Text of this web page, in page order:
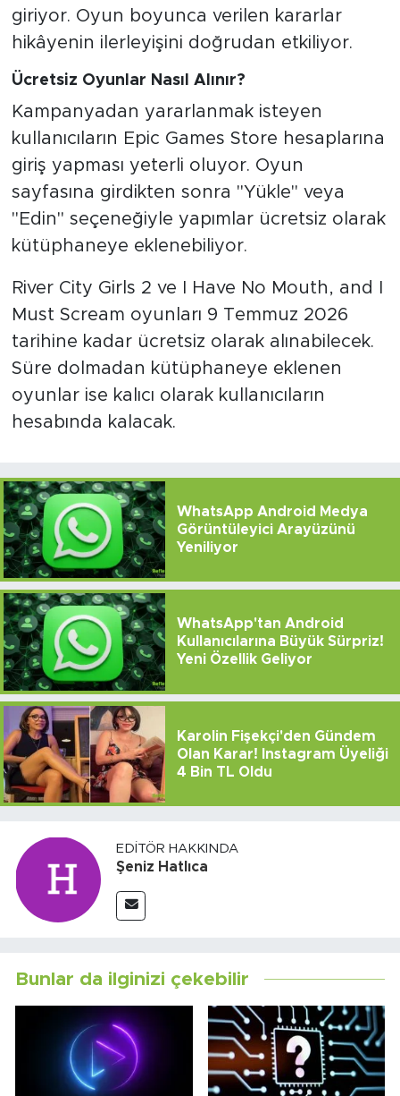
giriyor. Oyun boyunca verilen kararlar
hikâyenin ilerleyişini doğrudan etkiliyor.
Ücretsiz Oyunlar Nasıl Alınır?
Kampanyadan yararlanmak isteyen
kullanıcıların Epic Games Store hesaplarına
giriş yapması yeterli oluyor. Oyun
sayfasına girdikten sonra "Yükle" veya
"Edin" seçeneğiyle yapımlar ücretsiz olarak
kütüphaneye eklenebiliyor.
River City Girls 2 ve I Have No Mouth, and I
Must Scream oyunları 9 Temmuz 2026
tarihine kadar ücretsiz olarak alınabilecek.
Süre dolmadan kütüphaneye eklenen
oyunlar ise kalıcı olarak kullanıcıların
hesabında kalacak.
WhatsApp Android Medya
Görüntüleyici Arayüzünü
Yeniliyor
WhatsApp'tan Android
Kullanıcılarına Büyük Sürpriz!
Yeni Özellik Geliyor
Karolin Fişekçi'den Gündem
Olan Karar! Instagram Üyeliği
4 Bin TL Oldu
EDITÖR HAKKINDA
Şeniz Hatlıca
Bunlar da ilginizi çekebilir